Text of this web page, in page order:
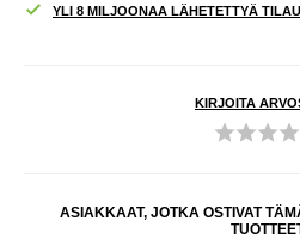
YLI 8 MILJOONAA LÄHETETTYÄ
KIRJOITA
ASIAKKAAT, JOTKA OSTIVAT